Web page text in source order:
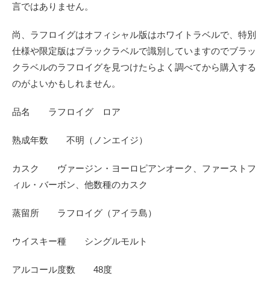
言ではありません。
尚、ラフロイグはオフィシャル版はホワイトラベルで、特別
仕様や限定版はブラックラベルで識別していますのでブラッ
クラベルのラフロイグを見つけたらよく調べてから購入する
のがよいかもしれません。
品名 ラフロイグ ロア
熟成年数 不明 （ノンエイジ）
カスク ヴァージン・ヨーロピアンオーク、ファーストフ
ィル・バーボン、他数種のカスク
蒸留所 ラフロイグ（アイラ島）
ウイスキー種 シングルモルト
アルコール度数 48度